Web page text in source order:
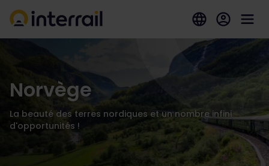
Norvège
La beauté des terres nordiques et un nombre infini
d'opportunités !